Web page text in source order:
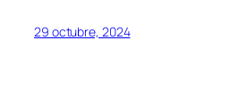
29 octubre, 2024